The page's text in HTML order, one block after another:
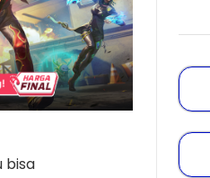
bisa